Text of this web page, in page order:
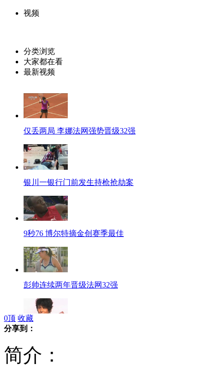
视频
分类浏览
大家都在看
最新视频
仅丢两局 李娜法网强势晋级32强
银川一银行门前发生持枪抢劫案
9秒76 博尔特摘金创赛季最佳
彭帅连续两年晋级法网32强
0顶 收藏
分享到：
简介：